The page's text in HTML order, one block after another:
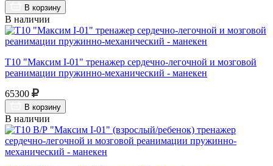
В корзину
В наличии
Т10 "Максим I-01" тренажер сердечно-легочной и мозговой
реанимации пружинно-механический - манекен
65300
В корзину
В наличии